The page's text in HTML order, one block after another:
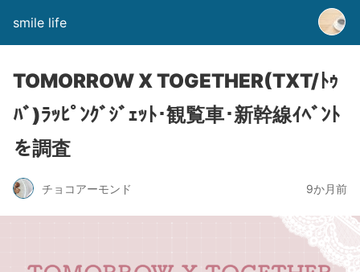
smile life
TOMORROW X TOGETHER(TXT/ﾄｩ
ﾊﾞ)ﾗｯﾋﾟﾝｸﾞｼﾞｪｯﾄ･観覧車･新幹線ｲﾍﾞﾝﾄ
を調査
チョコアーモンド 9か月前